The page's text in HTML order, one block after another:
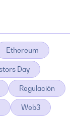
Ethereum
Day
Regulación
Web3